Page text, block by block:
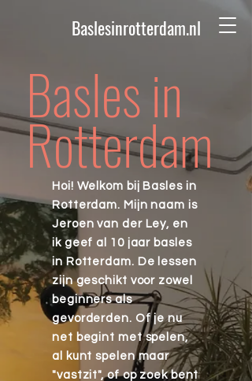
Baslesinrotterdam.nl
Basles in
Rotterdam
Hoi! Welkom bij Basles in
Rotterdam. Mijn naam is
Jeroen van der Ley, en
ik geef al 10 jaar basles
in Rotterdam. De lessen
zijn geschikt voor zowel
beginners als
gevorderden. Of je nu
net begint met spelen,
al kunt spelen maar
"vastzit", of op zoek bent